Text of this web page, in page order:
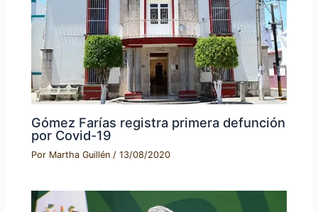
Gómez Farías registra primera defunción
por Covid-19
Por Martha Guillén /13/08/2020